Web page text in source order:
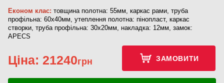
Економ клас: товщина полотна: 55мм, каркас рами, труба
профільна: 60х40мм, утеплення полотна: пінопласт, каркас
створки, труба профільна: 30х20мм, накладка: 12мм, замок:
APECS
Ціна: 21240грн ЗАМОВИТИ